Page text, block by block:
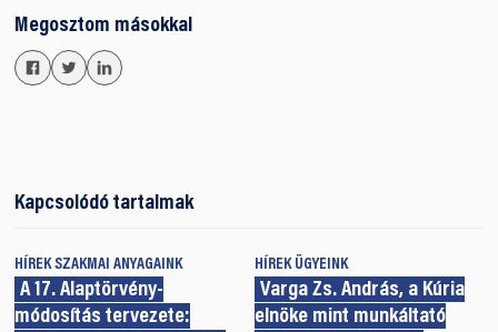
Megosztom másokkal
Kapcsolódó tartalmak
HÍREK SZAKMAI ANYAGAINK
A 17. Alaptörvény-
módosítás tervezete:
HÍREK ÜGYEINK
Varga Zs. András, a Kúria
elnöke mint munkáltató